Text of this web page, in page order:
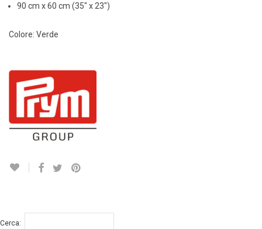
90 cm x 60 cm (35″ x 23″)
Colore: Verde
Cerca: